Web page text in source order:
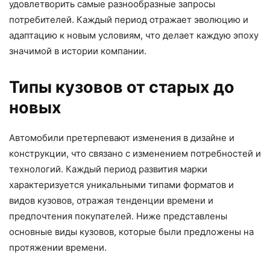
удовлетворить самые разнообразные запросы
потребителей. Каждый период отражает эволюцию и
адаптацию к новым условиям, что делает каждую эпоху
значимой в истории компании.
Типы кузовов от старых до
новых
Автомобили претерпевают изменения в дизайне и
конструкции, что связано с изменением потребностей и
технологий. Каждый период развития марки
характеризуется уникальными типами форматов и
видов кузовов, отражая тенденции времени и
предпочтения покупателей. Ниже представлены
основные виды кузовов, которые были предложены на
протяжении времени.